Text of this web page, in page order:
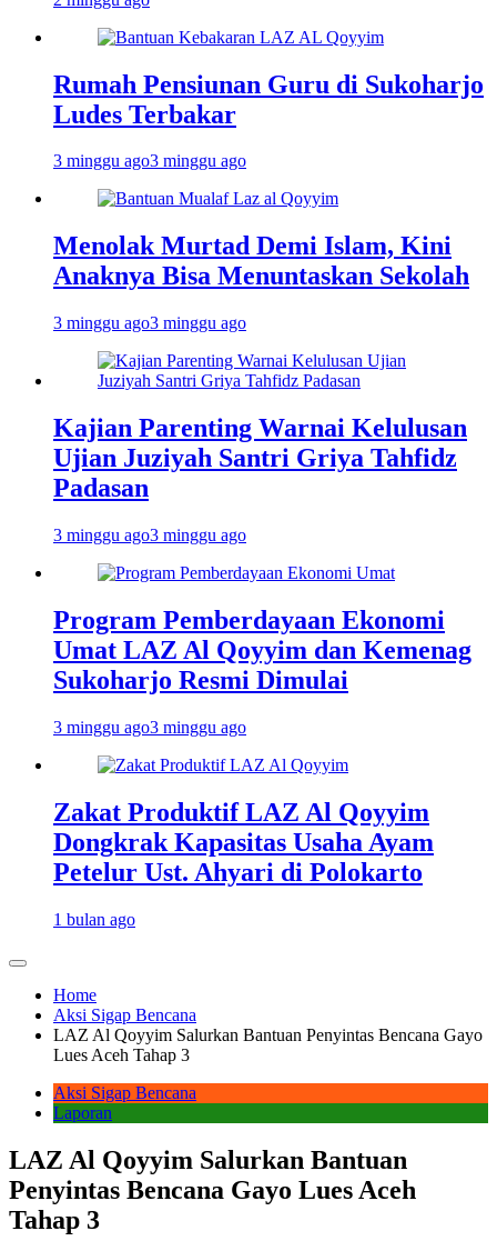
Rumah Pensiunan Guru di Sukoharjo
Ludes Terbakar
3 minggu ago3 minggu ago
Menolak Murtad Demi Islam, Kini
Anaknya Bisa Menuntaskan Sekolah
3 minggu ago3 minggu ago
Kajian Parenting Warnai Kelulusan
Ujian Juziyah Santri Griya Tahfidz
Padasan
3 minggu ago3 minggu ago
Program Pemberdayaan Ekonomi
Umat LAZ Al Qoyyim dan Kemenag
Sukoharjo Resmi Dimulai
3 minggu ago3 minggu ago
Zakat Produktif LAZ Al Qoyyim
Dongkrak Kapasitas Usaha Ayam
Petelur Ust. Ahyari di Polokarto
1 bulan ago
Home
Aksi Sigap Bencana
LAZ Al Qoyyim Salurkan Bantuan Penyintas Bencana Gayo
Lues Aceh Tahap 3
Aksi Sigap Bencana
Laporan
LAZ Al Qoyyim Salurkan Bantuan
Penyintas Bencana Gayo Lues Aceh
Tahap 3